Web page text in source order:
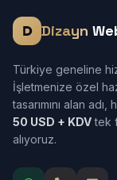
Dizayn
Türkiye geneline
İşletmenize özel
tasarımını alan
50 USD + KDVtek
alıyoruz.